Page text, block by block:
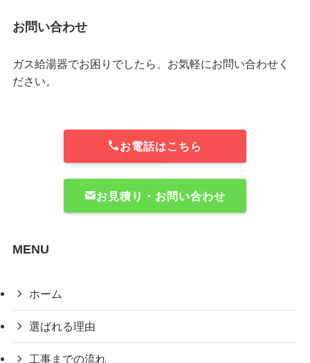
お問い合わせ
ガス給湯器でお困りでしたら、お気軽にお問い合わせく
ださい。
お電話はこちら
お見積り・お問い合わせ
MENU
ホーム
選ばれる理由
工事までの流れ